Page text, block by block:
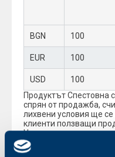
BGN 100
EUR 100
USD 100
Продуктът Спестовна
спрян от продажба,
лихвени условия ще
клиенти ползващи
Настоящите клиенти
разплащателни сметки
издадени при